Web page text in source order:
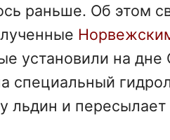
раньше. Об этом
установили на дне
специальный
льдин и